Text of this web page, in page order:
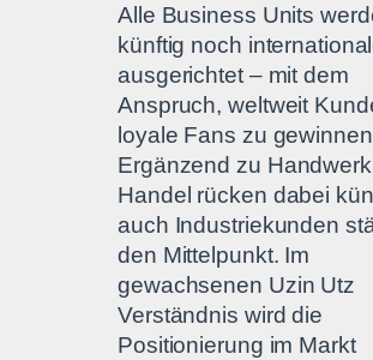
Alle Business Units
künftig noch
ausgerichtet – mit dem
Anspruch, weltweit
loyale Fans zu
Ergänzend zu
Handel rücken dabei
auch Industriekunden
den Mittelpunkt. Im
gewachsenen Uzin Utz
Verständnis wird die
Positionierung im Markt